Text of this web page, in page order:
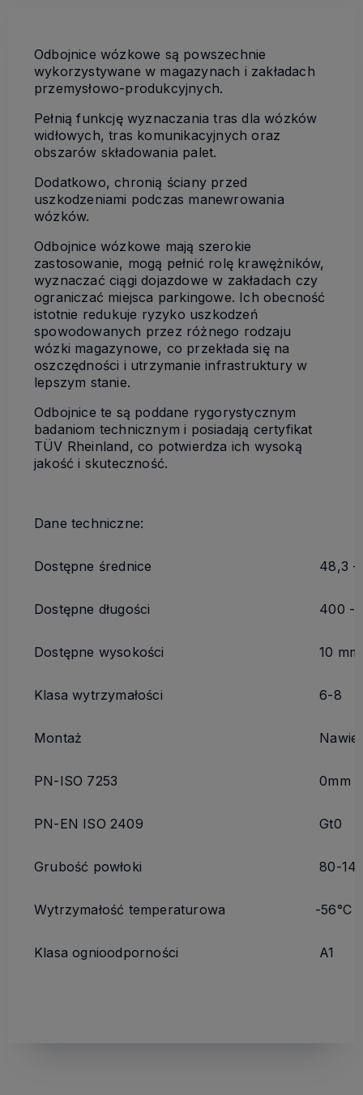
Odbojnice wózkowe są powszechnie
wykorzystywane w magazynach i zakładach
przemysłowo-produkcyjnych.
Pełnią funkcję wyznaczania tras dla wózków
widłowych, tras komunikacyjnych oraz
obszarów składowania palet.
Dodatkowo, chronią ściany przed
uszkodzeniami podczas manewrowania
wózków.
Odbojnice wózkowe mają szerokie
zastosowanie, mogą pełnić rolę krawężników,
wyznaczać ciągi dojazdowe w zakładach czy
ograniczać miejsca parkingowe. Ich obecność
istotnie redukuje ryzyko uszkodzeń
spowodowanych przez różnego rodzaju
wózki magazynowe, co przekłada się na
oszczędności i utrzymanie infrastruktury w
lepszym stanie.
Odbojnice te są poddane rygorystycznym
badaniom technicznym i posiadają certyfikat
TÜV Rheinland, co potwierdza ich wysoką
jakość i skuteczność.
Dane techniczne:
Dostępne średnice 48,3 -
Dostępne długości 400 -
Dostępne wysokości 10
Klasa wytrzymałości 6-8
Montaż
PN-ISO 7253 0mm
PN-EN ISO 2409 Gt0
Grubość powłoki 80-
Wytrzymałość temperaturowa -56°C
Klasa ognioodporności A1